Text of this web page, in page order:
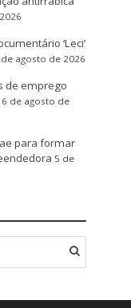
‘Leci’
de agosto de 2026
de emprego
6 de agosto de
para formar
5 de